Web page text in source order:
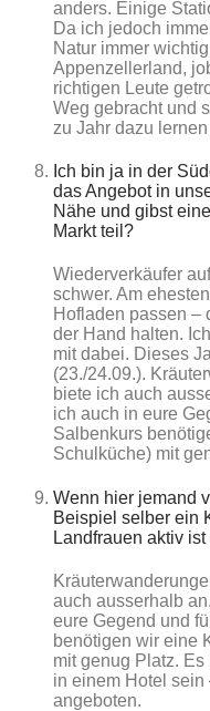
anders. Einige
Da ich jedoch
Natur immer
Appenzellerland,
richtigen Leute
Weg gebracht und
zu Jahr dazu
Ich bin ja in der
das Angebot in
Nähe und gibst
Markt teil?
Wiederverkäufer
schwer. Am
Hofladen passen –
der Hand halten.
mit dabei. Dieses
(23./24.09.).
biete ich auch
ich auch in eure
Salbenkurs
Schulküche) mit
Wenn hier jemand
Beispiel selber ein
Landfrauen aktiv
auch ausserhalb
eure Gegend und
benötigen wir eine
mit genug Platz.
in einem Hotel sein
angeboten.